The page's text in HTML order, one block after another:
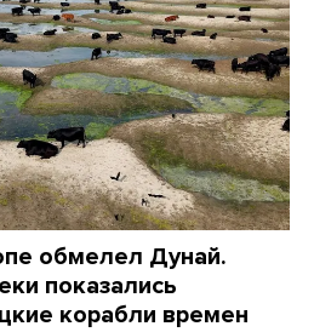
обмелел Дунай.
показались
корабли времен